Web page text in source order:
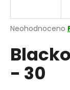
Průměrné
produktu
je
z
Neohodnoceno
- 30
j
t
?